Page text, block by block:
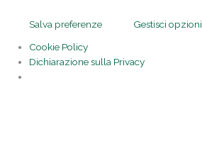
Salva preferenze
Gestisci opzioni
Cookie Policy
Dichiarazione sulla Privacy